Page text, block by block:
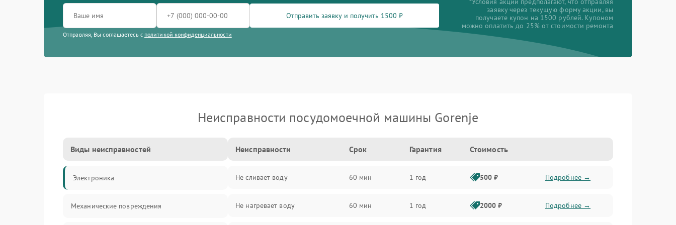
Отправить заявку и получить 1500 ₽
Отправляя, Вы соглашаетесь с политикой конфиденциальности
заявку через текущую форму акции, вы
получаете купон на 1500 рублей. Купоном
можно оплатить до 25% от стоимости ремонта
Неисправности посудомоечной машины Gorenje
Виды неисправностей
Электроника
Механические повреждения
Неисправности Срок Гарантия Стоимость
Не сливает воду 60 мин 1 год 500 ₽ Подробнее →
Не нагревает воду 60 мин 1 год 2000 ₽ Подробнее →